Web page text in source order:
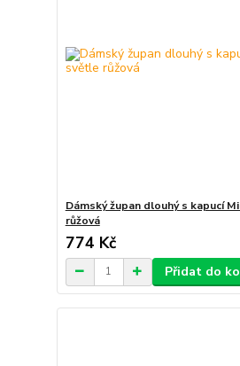
Dámský župan dlouhý s kapucí
růžová
774 Kč
Přidat do